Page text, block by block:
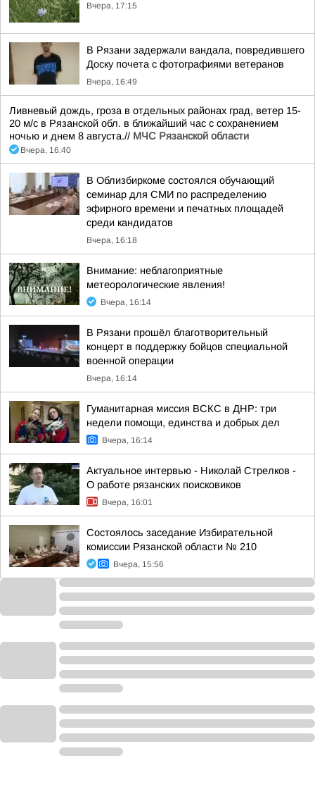
Вчера, 17:15
В Рязани задержали вандала, повредившего
Доску почета с фотографиями ветеранов
Вчера, 16:49
Ливневый дождь, гроза в отдельных районах град, ветер 15-
20 м/с в Рязанской обл. в ближайший час с сохранением
ночью и днем 8 августа.// МЧС Рязанской области
Вчера, 16:40
В Облизбиркоме состоялся обучающий
семинар для СМИ по распределению
эфирного времени и печатных площадей
среди кандидатов
Вчера, 16:18
Внимание: неблагоприятные
метеорологические явления!
Вчера, 16:14
В Рязани прошёл благотворительный
концерт в поддержку бойцов специальной
военной операции
Вчера, 16:14
Гуманитарная миссия ВСКС в ДНР: три
недели помощи, единства и добрых дел
Вчера, 16:14
Актуальное интервью - Николай Стрелков -
О работе рязанских поисковиков
Вчера, 16:01
Состоялось заседание Избирательной
комиссии Рязанской области № 210
Вчера, 15:56